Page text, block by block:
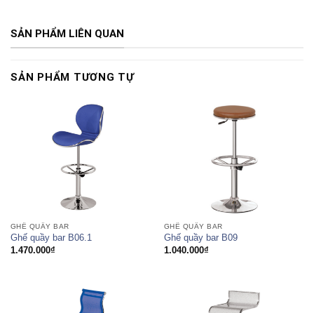
SẢN PHẨM LIÊN QUAN
SẢN PHẨM TƯƠNG TỰ
GHẾ QUẦY BAR
Ghế quầy bar B06.1
1.470.000₫
GHẾ QUẦY BAR
Ghế quầy bar B09
1.040.000₫